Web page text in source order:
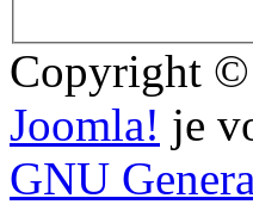
Copyright ©
Joomla! je
GNU